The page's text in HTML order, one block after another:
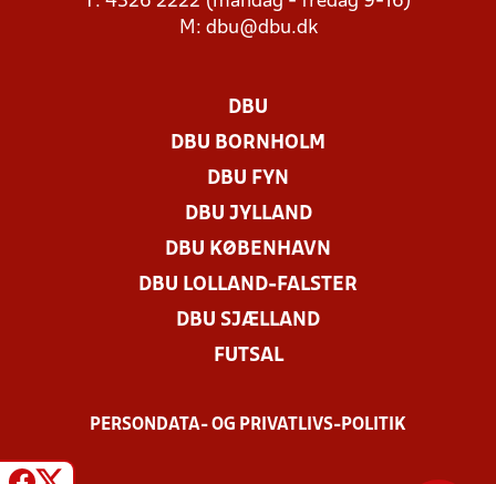
M: dbu@dbu.dk
DBU
DBU BORNHOLM
DBU FYN
DBU JYLLAND
DBU KØBENHAVN
DBU LOLLAND-FALSTER
DBU SJÆLLAND
FUTSAL
PERSONDATA- OG PRIVATLIVS-POLITIK